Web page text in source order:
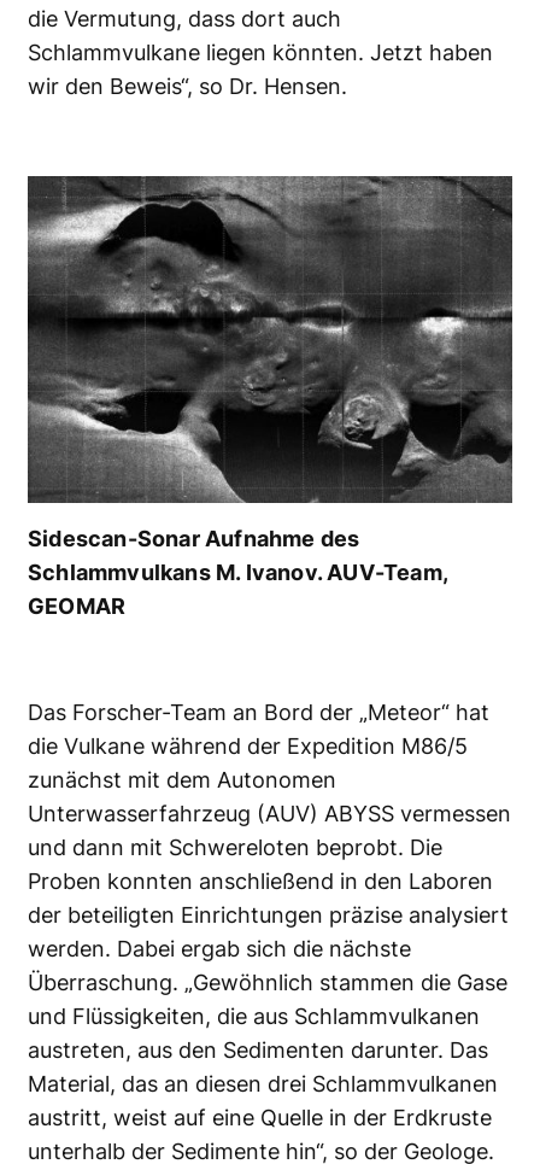
die Vermutung, dass dort auch
Schlammvulkane liegen könnten. Jetzt haben
wir den Beweis“, so Dr. Hensen.
Sidescan-Sonar Aufnahme des
Schlammvulkans M. Ivanov. AUV-Team,
GEOMAR
Das Forscher-Team an Bord der „Meteor“ hat
die Vulkane während der Expedition M86/5
zunächst mit dem Autonomen
Unterwasserfahrzeug (AUV) ABYSS vermessen
und dann mit Schwereloten beprobt. Die
Proben konnten anschließend in den Laboren
der beteiligten Einrichtungen präzise analysiert
werden. Dabei ergab sich die nächste
Überraschung. „Gewöhnlich stammen die Gase
und Flüssigkeiten, die aus Schlammvulkanen
austreten, aus den Sedimenten darunter. Das
Material, das an diesen drei Schlammvulkanen
austritt, weist auf eine Quelle in der Erdkruste
unterhalb der Sedimente hin“, so der Geologe.